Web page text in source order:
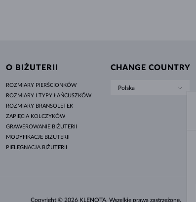
O BIŻUTERII
ROZMIARY PIERŚCIONKÓW
ROZMIARY I TYPY ŁAŃCUSZKÓW
ROZMIARY BRANSOLETEK
ZAPIĘCIA KOLCZYKÓW
GRAWEROWANIE BIŻUTERII
MODYFIKACJE BIŻUTERII
PIELĘGNACJA BIŻUTERII
CHANGE COUNTRY
Polska
Copyright © 2026 KLENOTA. Wszelkie prawa zastrzeżone.